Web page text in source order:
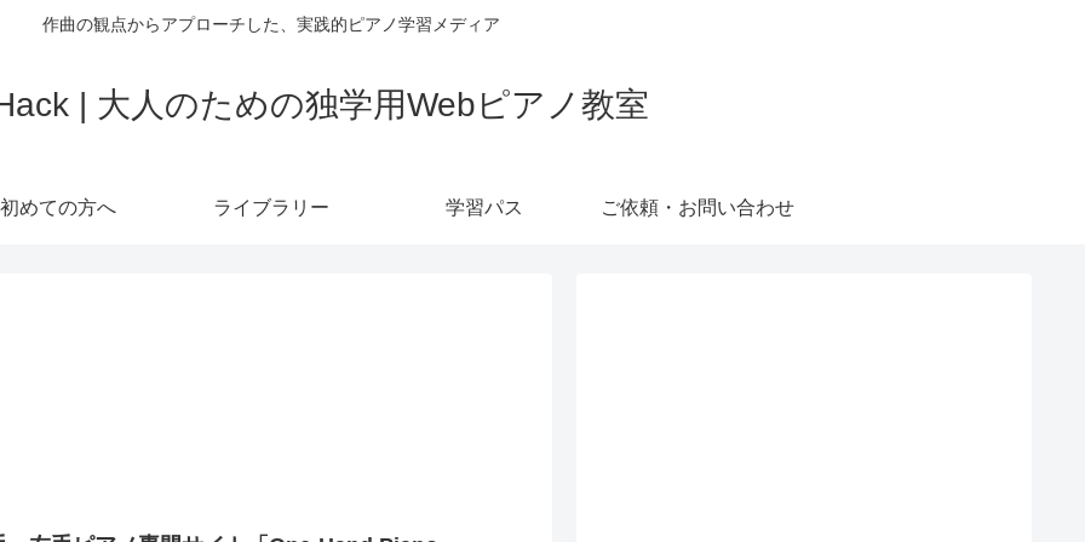
作曲の観点からアプローチした、実践的ピアノ学習メディア
| 大人のための独学用Webピアノ教室
初めての方へ ライブラリー 学習パス ご依頼・お問い合わせ